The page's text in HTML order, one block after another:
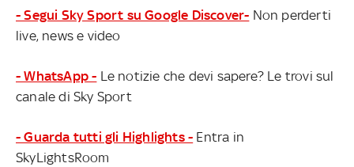
- Segui Sky Sport su Google Discover- Non perderti
live, news e video
- WhatsApp - Le notizie che devi sapere? Le trovi sul
canale di Sky Sport
- Guarda tutti gli Highlights - Entra in
SkyLightsRoom